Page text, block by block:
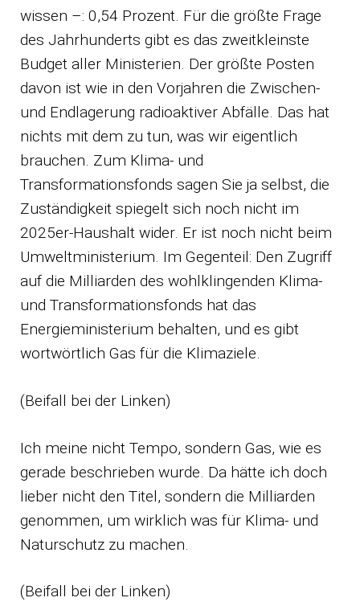
wissen –: 0,54 Prozent. Für die größte Frage
des Jahrhunderts gibt es das zweitkleinste
Budget aller Ministerien. Der größte Posten
davon ist wie in den Vorjahren die Zwischen-
und Endlagerung radioaktiver Abfälle. Das hat
nichts mit dem zu tun, was wir eigentlich
brauchen. Zum Klima- und
Transformationsfonds sagen Sie ja selbst, die
Zuständigkeit spiegelt sich noch nicht im
2025er-Haushalt wider. Er ist noch nicht beim
Umweltministerium. Im Gegenteil: Den Zugriff
auf die Milliarden des wohlklingenden Klima-
und Transformationsfonds hat das
Energieministerium behalten, und es gibt
wortwörtlich Gas für die Klimaziele.
(Beifall bei der Linken)
Ich meine nicht Tempo, sondern Gas, wie es
gerade beschrieben wurde. Da hätte ich doch
lieber nicht den Titel, sondern die Milliarden
genommen, um wirklich was für Klima- und
Naturschutz zu machen.
(Beifall bei der Linken)